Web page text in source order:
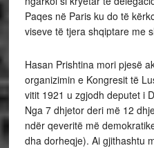
Paqes në Paris ku do të
viseve të tjera shqiptare me
Hasan Prishtina mori pjesë
organizimin e Kongresit të
vitit 1921 u zgjodh deputet i
Nga 7 dhjetor deri më 12
ndër qeveritë më
dha dorheqje). Ai gjithashtu